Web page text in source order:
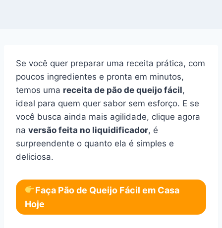
Se você quer preparar uma receita prática, com
poucos ingredientes e pronta em minutos,
temos uma receita de pão de queijo fácil,
ideal para quem quer sabor sem esforço. E se
você busca ainda mais agilidade, clique agora
na versão feita no liquidificador, é
surpreendente o quanto ela é simples e
deliciosa.
Faça Pão de Queijo Fácil em Casa
Hoje